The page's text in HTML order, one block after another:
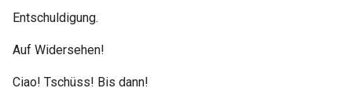
Entschuldigung.
Auf Widersehen!
Ciao! Tschüss! Bis dann!